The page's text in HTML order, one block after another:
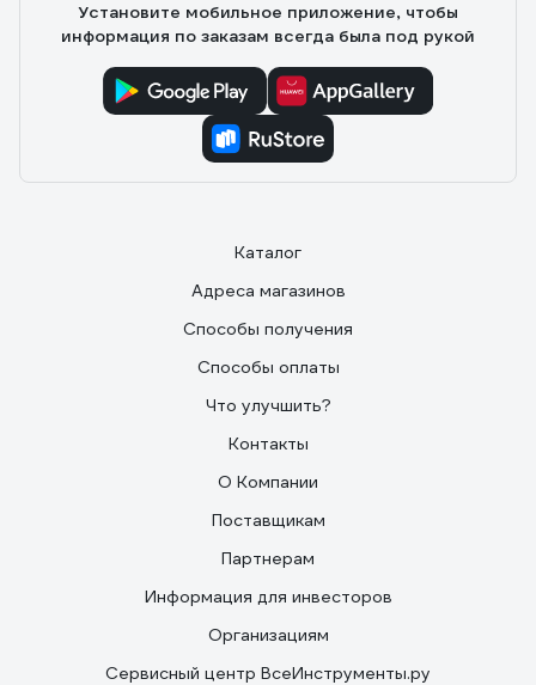
Установите мобильное приложение, чтобы
информация по заказам всегда была под рукой
Каталог
Адреса магазинов
Способы получения
Способы оплаты
Что улучшить?
Контакты
О Компании
Поставщикам
Партнерам
Информация для инвесторов
Организациям
Сервисный центр ВсеИнструменты.ру